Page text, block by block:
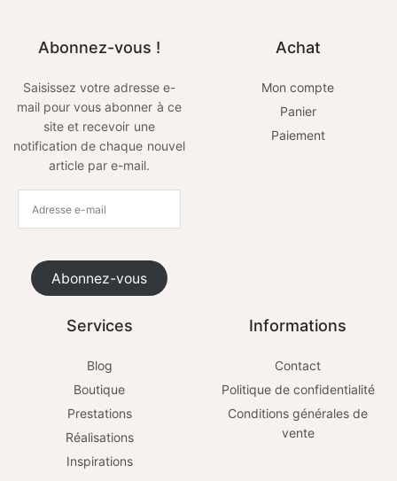
Abonnez-vous !
Saisissez votre adresse e-
mail pour vous abonner à ce
site et recevoir une
notification de chaque nouvel
article par e-mail.
Abonnez-vous
Achat
Mon compte
Panier
Paiement
Services
Blog
Boutique
Prestations
Réalisations
Inspirations
Informations
Contact
Politique de confidentialité
Conditions générales de
vente